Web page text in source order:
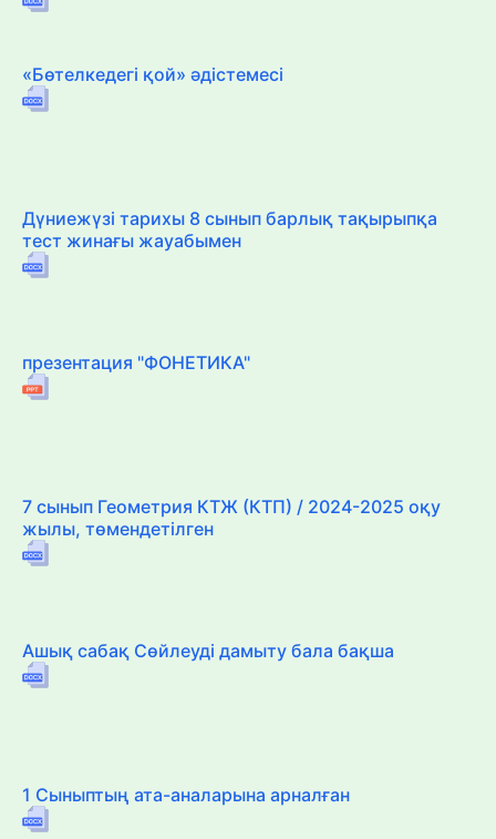
«Бөтелкедегі қой» әдістемесі
Дүниежүзі тарихы 8 сынып барлық тақырыпқа
тест жинағы жауабымен
презентация "ФОНЕТИКА"
7 сынып Геометрия КТЖ (КТП) / 2024-2025 оқу
жылы, төмендетілген
Ашық сабақ Сөйлеуді дамыту бала бақша
1 Сыныптың ата-аналарына арналған